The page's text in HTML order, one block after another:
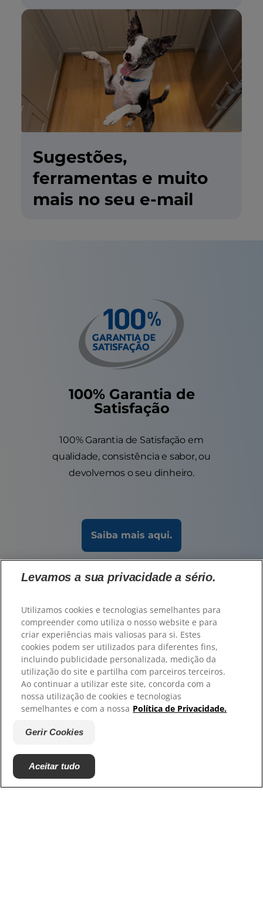
Sugestões,
ferramentas e muito
mais no seu e-mail
100% Garantia de
Satisfação
100% Garantia de Satisfação em
qualidade, consistência e sabor, ou
devolvemos o seu dinheiro.
Saiba mais aqui.
Selecione a sua região
Recursos
Contacte-nos
Mapa do site
Hill’s Vet
Trabalhe connosco
Levamos a sua privacidade a sério.
Utilizamos cookies e tecnologias semelhantes para
compreender como utiliza o nosso website e para
criar experiências mais valiosas para si. Estes
cookies podem ser utilizados para diferentes fins,
incluindo publicidade personalizada, medição da
utilização do site e partilha com parceiros terceiros.
Ao continuar a utilizar este site, concorda com a
nossa utilização de cookies e tecnologias
semelhantes e com a nossa Política de Privacidade.
Gerir Cookies
Aceitar tudo